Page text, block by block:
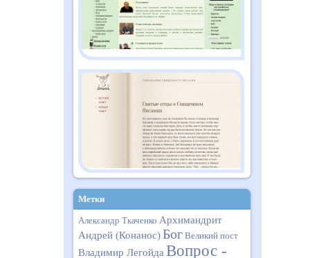
Метки
Александр Ткаченко Архимандрит
Андрей (Конанос)Бог Великий пост
Владимир ЛегойдаВопрос -